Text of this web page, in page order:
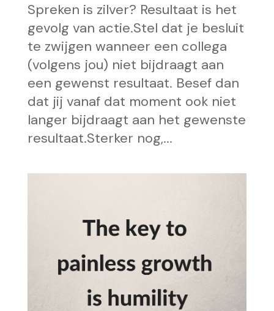
Spreken is zilver? Resultaat is het
gevolg van actie.Stel dat je besluit
te zwijgen wanneer een collega
(volgens jou) niet bijdraagt aan
een gewenst resultaat. Besef dan
dat jij vanaf dat moment ook niet
langer bijdraagt aan het gewenste
resultaat.Sterker nog,...